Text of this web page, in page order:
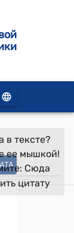
в тексте?
ее мышкой!
Сюда
цитату